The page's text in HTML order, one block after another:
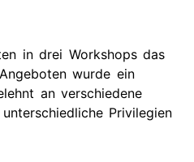
in drei Workshops das
wurde ein
an verschiedene
Privilegien